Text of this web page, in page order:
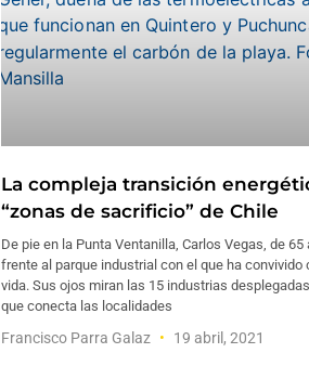
La compleja transición
“zonas de sacrificio” de Chile
De pie en la Punta Ventanilla, Carlos Vegas, de 65
frente al parque industrial con el que ha convivido
vida. Sus ojos miran las 15 industrias
que conecta las localidades
Francisco Parra Galaz 19 abril, 2021